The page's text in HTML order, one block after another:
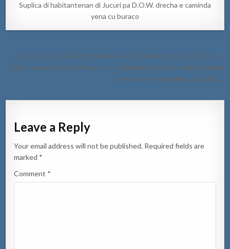
Suplica di habitantenan di Jucuri pa D.O.W. drecha e caminda
yena cu buraco
Post
navigation
← ALL STAR GAME SHOW ARUBA VOLLEYBALL ASSOCIATION
DNM ta lansa seccion flora y fauna database riba nan website di tur
e especienan proteha na Aruba →
Leave a Reply
Your email address will not be published. Required fields are
marked *
Comment *